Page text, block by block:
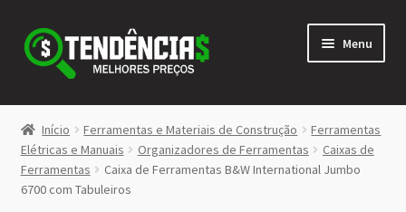
Pular
para
navegação
Pular
para
conteúdo
Menu
LOJA
<>
menu
Início Ferramentas e Materiais de Construção
Ferramentas
Elétricas e Manuais
Organizadores de Ferramentas
Caixas de
Ferramentas
Caixa de Ferramentas B&W International Jumbo
6700 com Tabuleiros